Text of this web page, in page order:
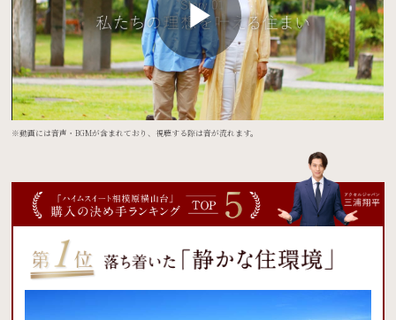
※動画には音声・BGMが含まれており、視聴する際は音が流れます。